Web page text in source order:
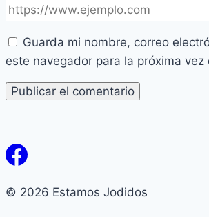
Guarda mi nombre, correo
este navegador para la próxima vez
© 2026 Estamos Jodidos